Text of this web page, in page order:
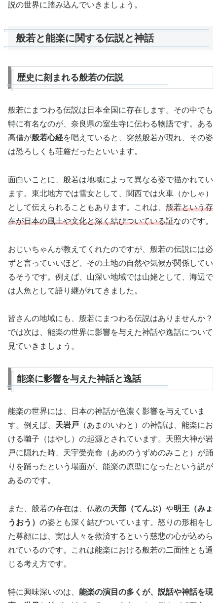
説の世界に踏み込んでいきましょう。
般若と能楽に関する伝説と神話
歴史に刻まれる般若の伝説
般若にまつわる伝説は日本全国に存在します。その中でも
特に有名なのが、奈良県の室生寺に伝わる物語です。ある
高僧が般若心経を唱えていると、突然般若が現れ、その姿
は恐ろしくも荘厳だったといいます。
面白いことに、般若は地域によって異なる姿で描かれてい
ます。東北地方では雪女として、関西では火車（かしゃ）
として伝えられることもあります。これは、 般若という存
在が日本の風土や文化と深く結びついている証なのです。
おじいちゃんが教えてくれたのですが、般若の伝説には必
ずと言っていいほど、その土地の自然や気候が関係してい
るそうです。例えば、山深い地域では山姥として、海辺で
は人魚として語り継がれてきました。
皆さんの地域にも、般若にまつわる伝説はありませんか？
では次は、能楽の世界に影響を与えた神話や逸話について
見ていきましょう。
能楽に影響を与えた神話と逸話
能楽の世界には、日本の神話が色濃く影響を与えていま
す。例えば、 天岩戸 （あまのいわと）の神話は、能楽にお
ける囃子（はやし）の起源とされています。天照大神が岩
戸に隠れた時、天宇受売命（あめのうずめのみこと）が踊
りを踊ったという場面が、能楽の原型になったという説が
あるのです。
また、般若の存在は、仏教の天部（てんぶ） や明王（みょ
うおう） の姿とも深く結びついています。怒りの形相をし
た尊顔には、実は人々を救済するという慈悲の心が込めら
れているのです。これは能楽における般若の二面性とも通
じる考え方です。
特に興味深いのは、 能楽の演目の多くが、説話や神話を現